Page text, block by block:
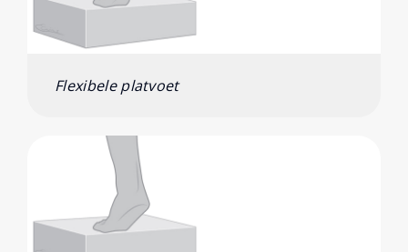
Flexibele platvoet